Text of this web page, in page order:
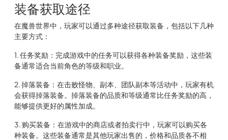
装备获取途径
在魔兽世界中，玩家可以通过多种途径获取装备，包括以下几种
主要方式：
1. 任务奖励：完成游戏中的任务可以获得各种装备奖励，这些装
备通常适合当前角色的等级和职业。
2. 掉落装备：在击败怪物、副本、团队副本等活动中，玩家有机
会获得掉落装备。掉落装备的品质和等级通常比任务奖励的高，
能够提供更好的属性加成。
3. 购买装备：在游戏中的商店或者拍卖行中，玩家可以购买各
种装备。这些装备通常是其他玩家出售的，价格和品质各不相